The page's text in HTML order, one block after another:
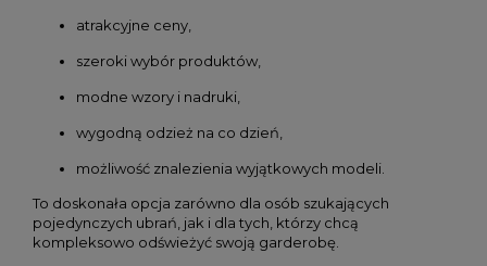
atrakcyjne ceny,
szeroki wybór produktów,
modne wzory i nadruki,
wygodną odzież na co dzień,
możliwość znalezienia wyjątkowych modeli.
To doskonała opcja zarówno dla osób szukających
pojedynczych ubrań, jak i dla tych, którzy chcą
kompleksowo odświeżyć swoją garderobę.